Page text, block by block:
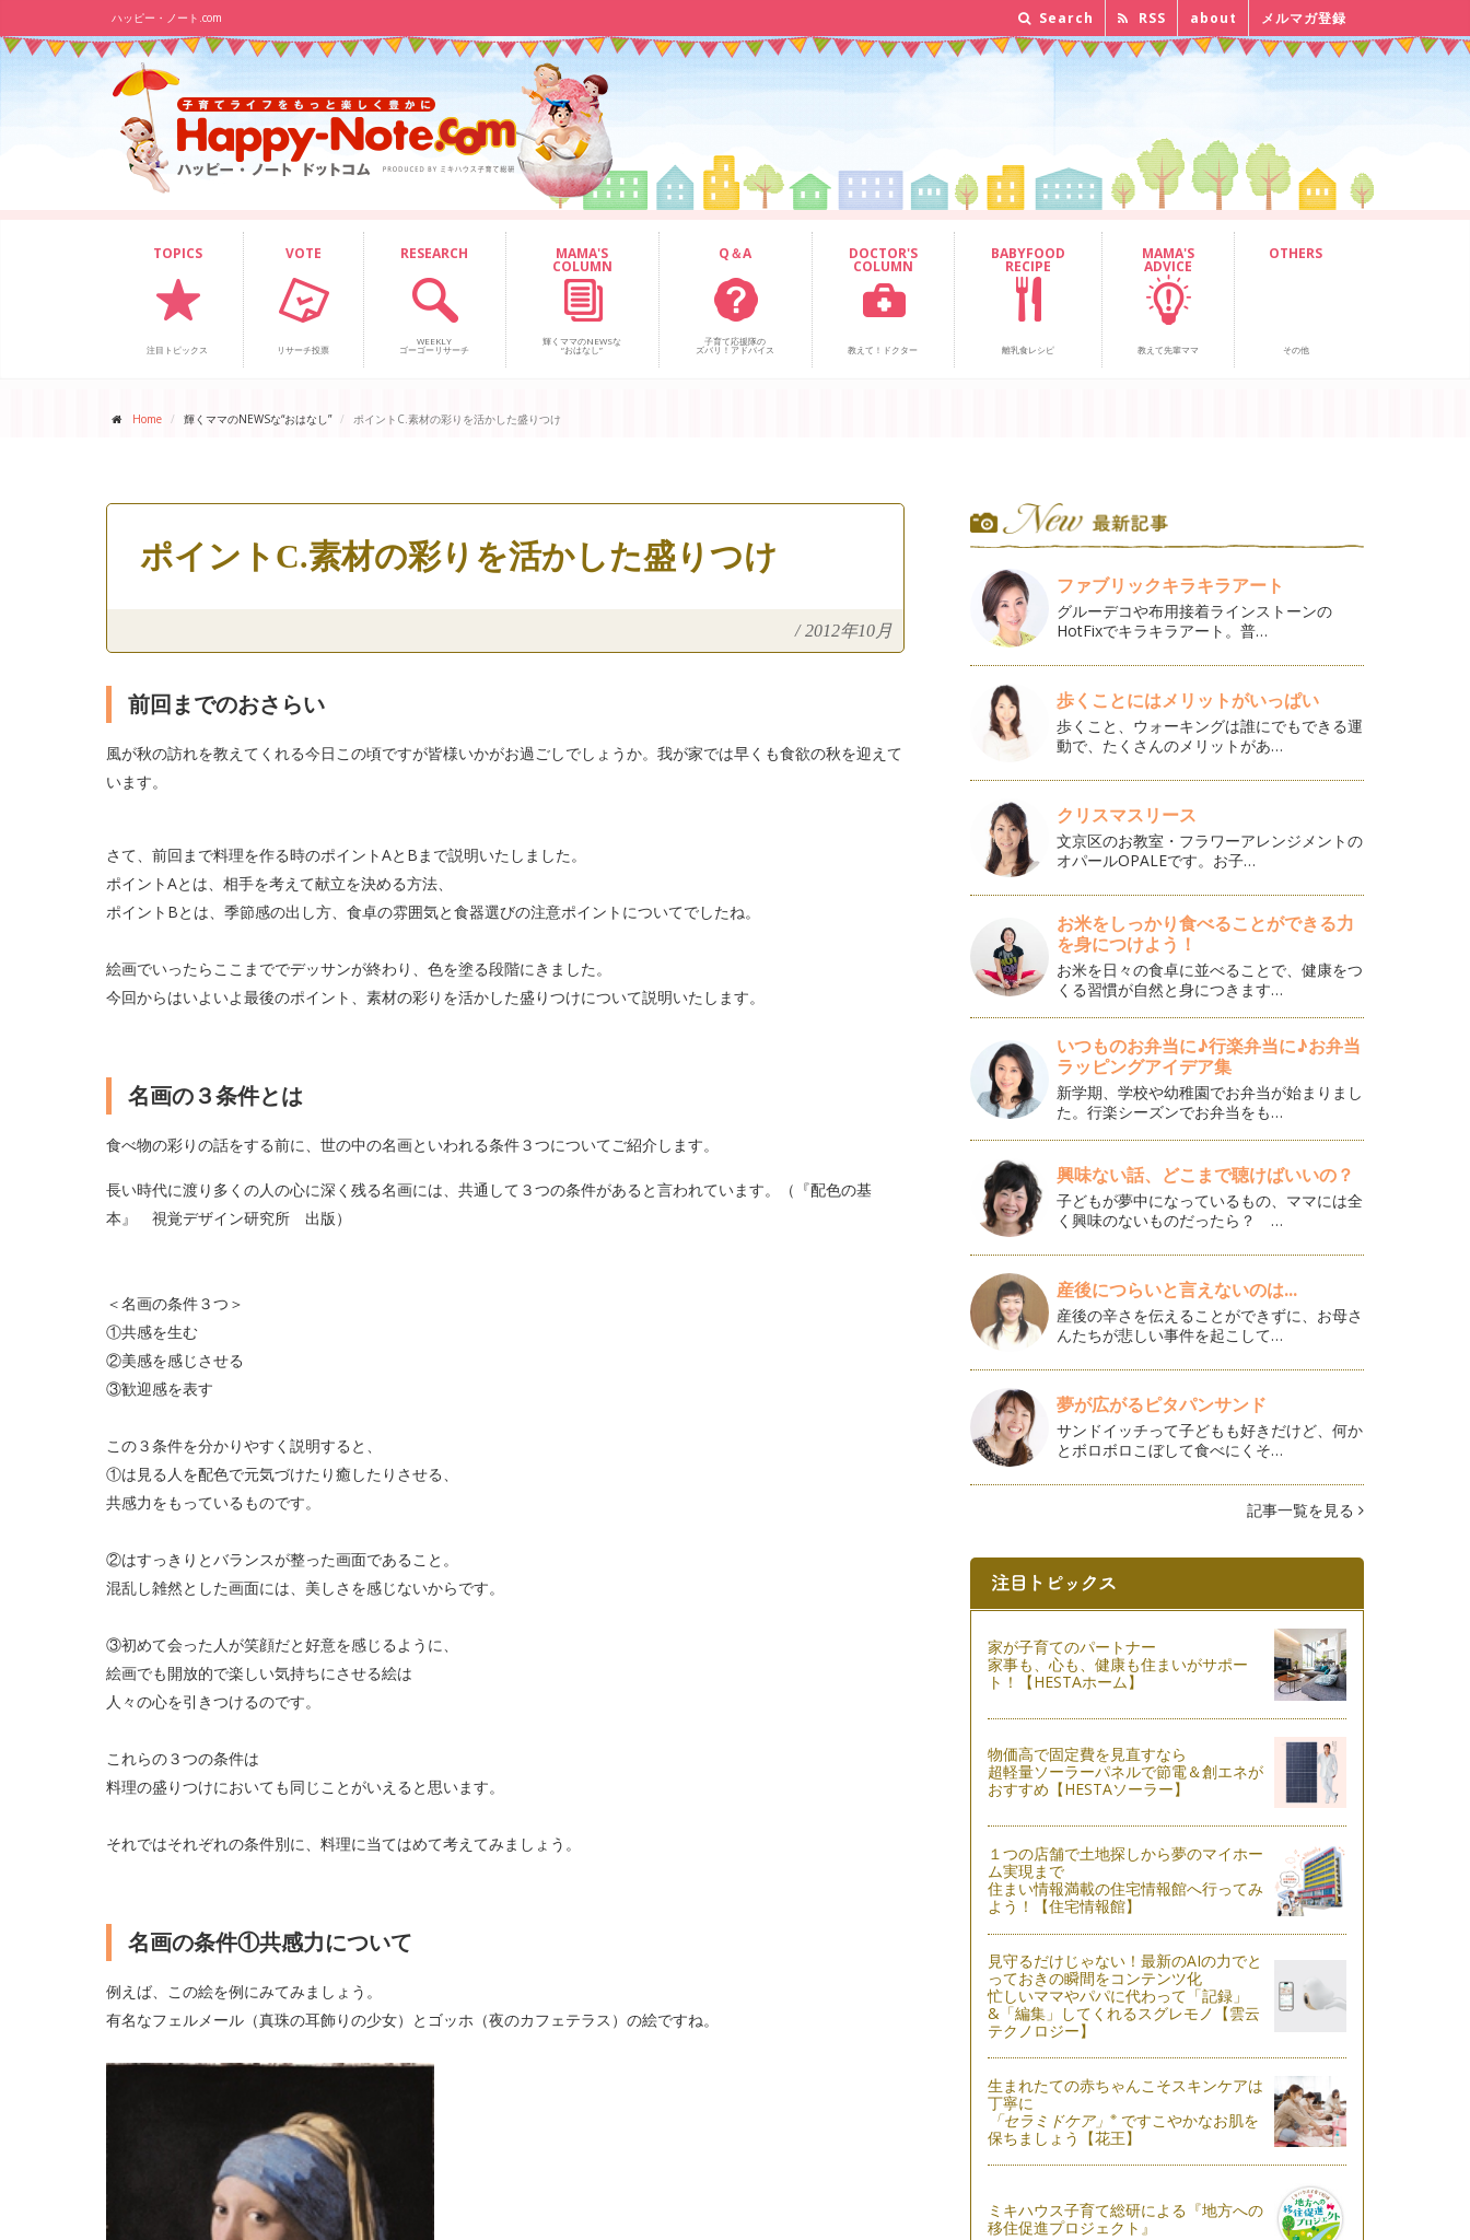
ハッピー・ノート.com Search RSS about メルマガ登録
TOPICS
注目トピックス
VOTE
リサーチ投票
RESEARCH
WEEKLY
ゴーゴーリサーチ
MAMA'S
COLUMN
輝くママのNEWSな
“おはなし”
Q＆A
子育て応援隊の
ズバリ！アドバイス
DOCTOR'S
COLUMN
教えて！ドクター
BABYFOOD
RECIPE
離乳食レシピ
MAMA'S
ADVICE
教えて先輩ママ
OTHERS
その他
Home 輝くママのNEWSな“おはなし” ポイントC.素材の彩りを活かした盛りつけ
ポイントC.素材の彩りを活かした盛りつけ
/ 2012年10月
前回までのおさらい
風が秋の訪れを教えてくれる今日この頃ですが皆様いかがお過ごしでしょうか。我が家では早くも食欲の秋を迎えて
います。
さて、前回まで料理を作る時のポイントAとBまで説明いたしました。
ポイントAとは、相手を考えて献立を決める方法、
ポイントBとは、季節感の出し方、食卓の雰囲気と食器選びの注意ポイントについてでしたね。
絵画でいったらここまででデッサンが終わり、色を塗る段階にきました。
今回からはいよいよ最後のポイント、素材の彩りを活かした盛りつけについて説明いたします。
名画の３条件とは
食べ物の彩りの話をする前に、世の中の名画といわれる条件３つについてご紹介します。
長い時代に渡り多くの人の心に深く残る名画には、共通して３つの条件があると言われています。（『配色の基
本』 視覚デザイン研究所 出版）
＜名画の条件３つ＞
①共感を生む
②美感を感じさせる
③歓迎感を表す
この３条件を分かりやすく説明すると、
①は見る人を配色で元気づけたり癒したりさせる、
共感力をもっているものです。
②はすっきりとバランスが整った画面であること。
混乱し雑然とした画面には、美しさを感じないからです。
③初めて会った人が笑顔だと好意を感じるように、
絵画でも開放的で楽しい気持ちにさせる絵は
人々の心を引きつけるのです。
これらの３つの条件は
料理の盛りつけにおいても同じことがいえると思います。
それではそれぞれの条件別に、料理に当てはめて考えてみましょう。
名画の条件①共感力について
例えば、この絵を例にみてみましょう。
有名なフェルメール（真珠の耳飾りの少女）とゴッホ（夜のカフェテラス）の絵ですね。
ファブリックキラキラアート
グルーデコや布用接着ラインストーンの
HotFixでキラキラアート。普…
歩くことにはメリットがいっぱい
歩くこと、ウォーキングは誰にでもできる運
動で、たくさんのメリットがあ…
クリスマスリース
文京区のお教室・フラワーアレンジメントの
オパールOPALEです。お子…
お米をしっかり食べることができる力
を身につけよう！
お米を日々の食卓に並べることで、健康をつ
くる習慣が自然と身につきます…
いつものお弁当に♪行楽弁当に♪お弁当
ラッピングアイデア集
新学期、学校や幼稚園でお弁当が始まりまし
た。行楽シーズンでお弁当をも…
興味ない話、どこまで聴けばいいの？
子どもが夢中になっているもの、ママには全
く興味のないものだったら？ …
産後につらいと言えないのは...
産後の辛さを伝えることができずに、お母さ
んたちが悲しい事件を起こして…
夢が広がるピタパンサンド
サンドイッチって子どもも好きだけど、何か
とボロボロこぼして食べにくそ…
記事一覧を見る
家が子育てのパートナー
家事も、心も、健康も住まいがサポー
ト！【HESTAホーム】
物価高で固定費を見直すなら
超軽量ソーラーパネルで節電＆創エネが
おすすめ【HESTAソーラー】
１つの店舗で土地探しから夢のマイホー
ム実現まで
住まい情報満載の住宅情報館へ行ってみ
よう！【住宅情報館】
見守るだけじゃない！最新のAIの力でと
っておきの瞬間をコンテンツ化
忙しいママやパパに代わって「記録」
&「編集」してくれるスグレモノ【雲云
テクノロジー】
生まれたての赤ちゃんこそスキンケアは
丁寧に
「セラミドケア」 ※ですこやかなお肌を
保ちましょう【花王】
ミキハウス子育て総研による『地方への
移住促進プロジェクト』